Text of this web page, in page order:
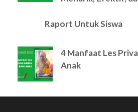
Raport Untuk Siswa
4 Manfaat Les
Anak